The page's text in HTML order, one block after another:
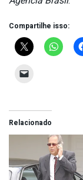
Compartilhe isso:
Relacionado